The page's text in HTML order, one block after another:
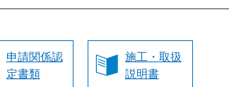
申請関係認
定書類
施工・取扱
説明書